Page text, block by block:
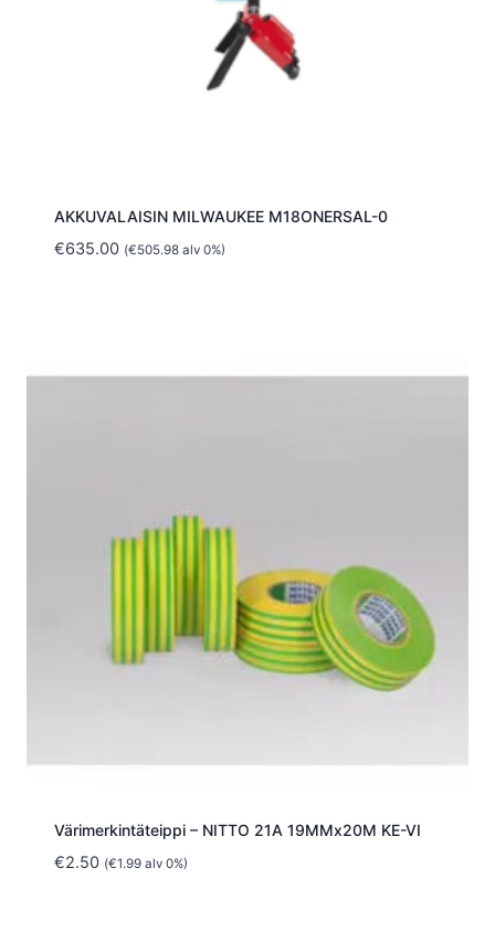
AKKUVALAISIN MILWAUKEE M18ONERSAL-0
€635.00 (€505.98alv 0%)
Värimerkintäteippi – NITTO 21A 19MMx20M KE-VI
€2.50 (€1.99alv 0%)